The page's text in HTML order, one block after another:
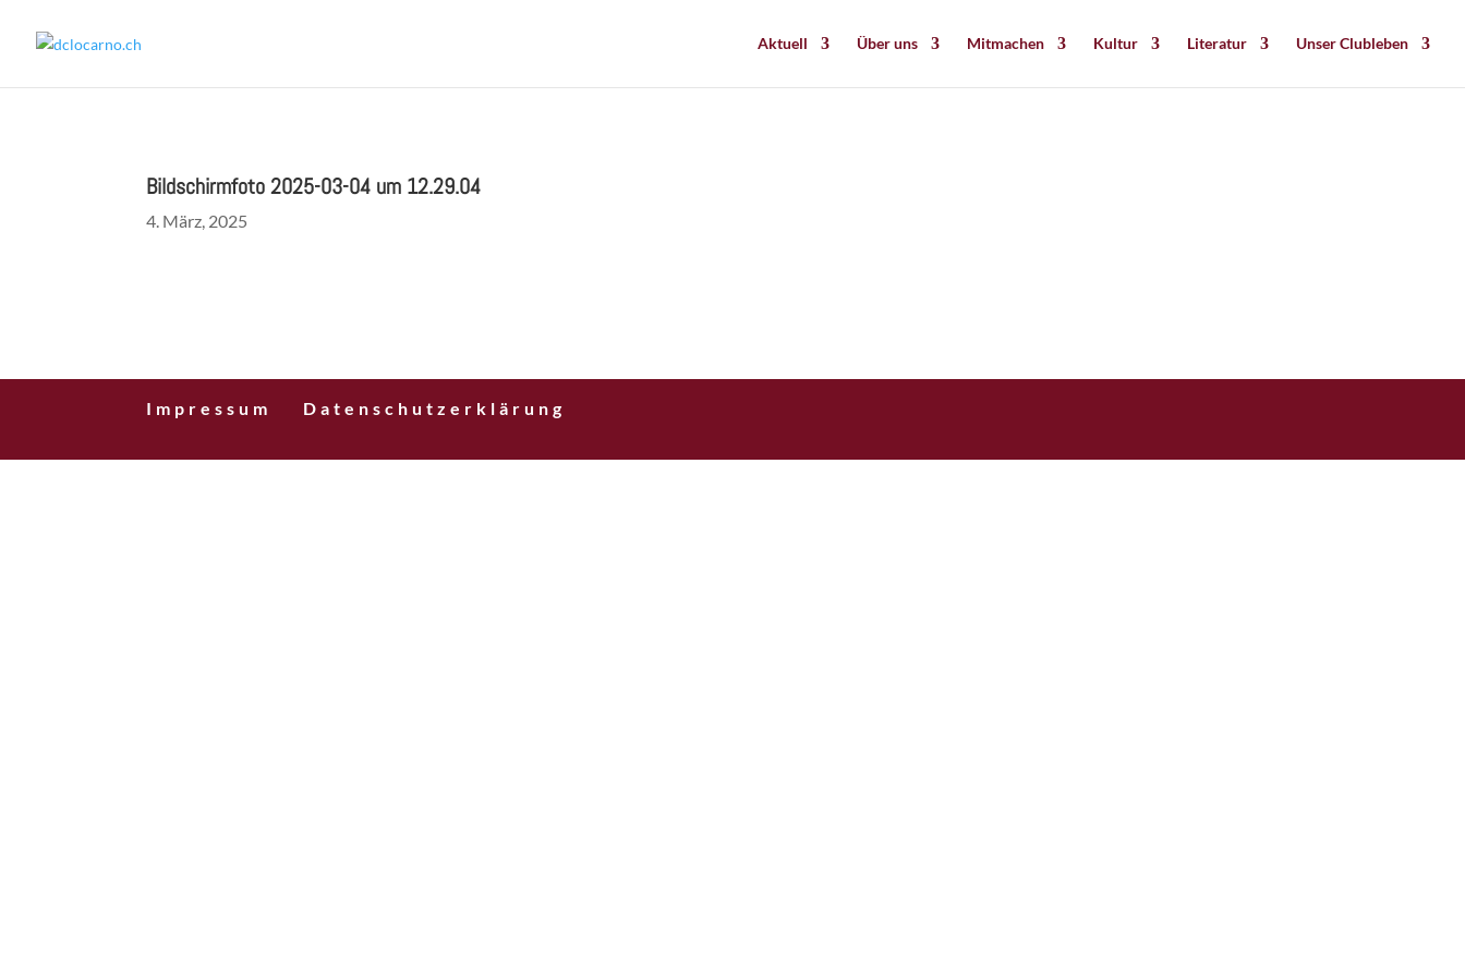
Aktuell Über uns Mitmachen Kultur Literatur Unser Clubleben
Bildschirmfoto 2025-03-04 um 12.29.04
4. März, 2025
Impressum Datenschutzerklärung